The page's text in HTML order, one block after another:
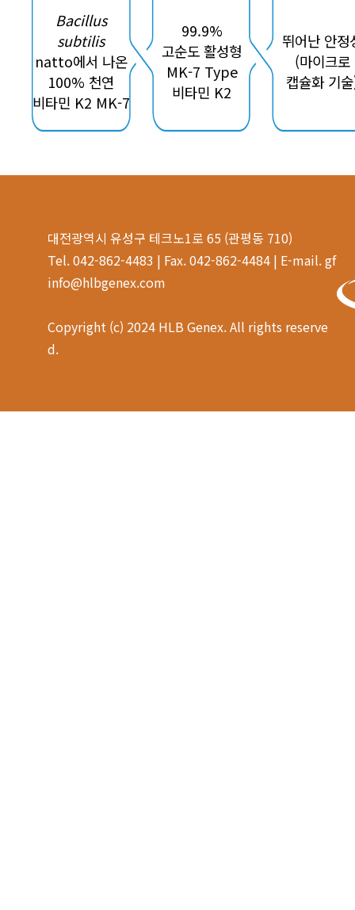
Bacillus
subtilis
natto에서 나온
100% 천연
비타민 K2 MK-7
99.9%
고순도 활성형
MK-7 Type
비타민 K2
뛰어난 안정
(마이크로
캡슐화 기
대전광역시 유성구 테크노1로 65 (관평동 710)
Tel. 042-862-4483 | Fax. 042-862-4484 | E-mail. gf
info@hlbgenex.com
Copyright (c) 2024 HLB Genex. All rights reserve
d.